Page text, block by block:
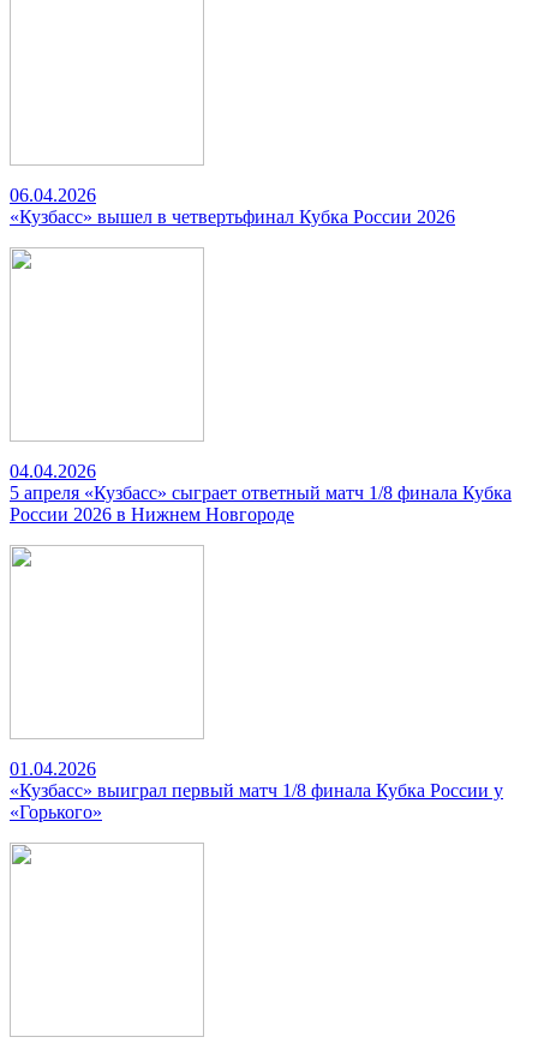
06.04.2026
«Кузбасс» вышел в четвертьфинал Кубка России 2026
04.04.2026
5 апреля «Кузбасс» сыграет ответный матч 1/8 финала Кубка
России 2026 в Нижнем Новгороде
01.04.2026
«Кузбасс» выиграл первый матч 1/8 финала Кубка России у
«Горького»